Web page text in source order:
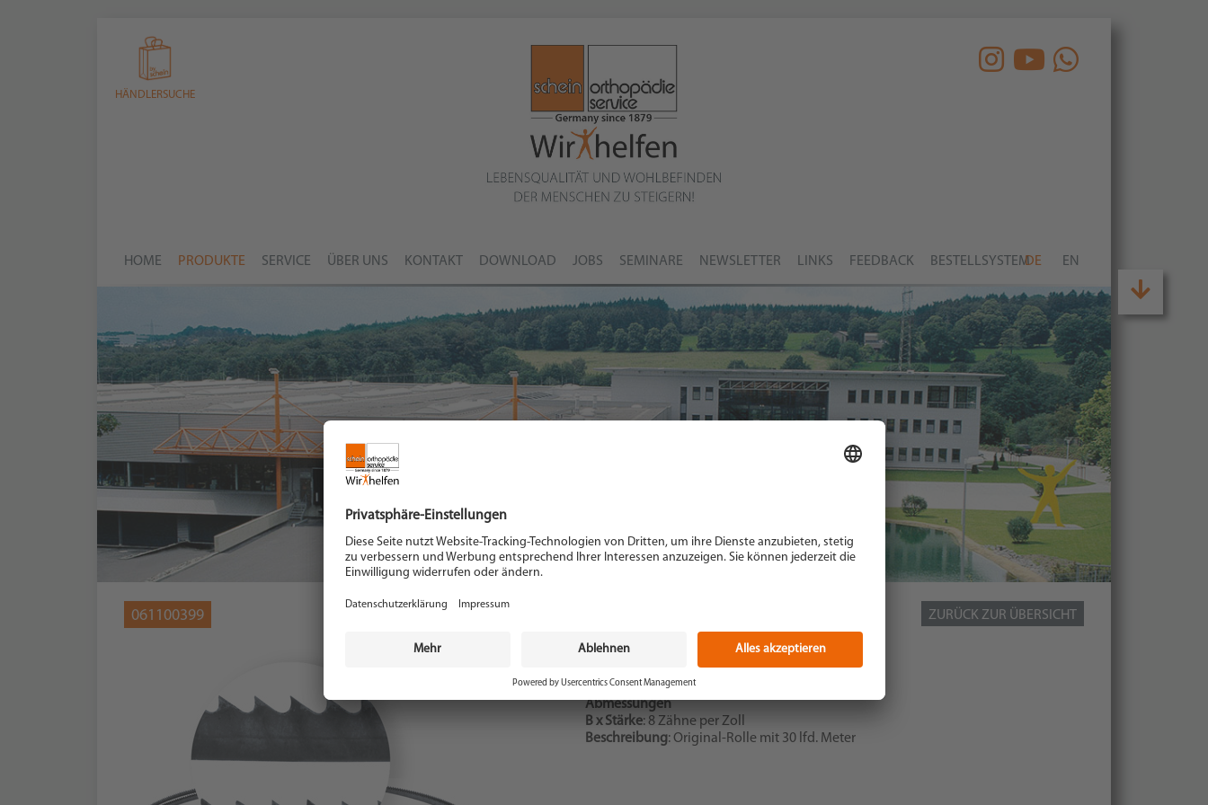
HÄNDLERSUCHE
HOME PRODUKTE SERVICE ÜBER UNS KONTAKT DOWNLOAD JOBS SEMINARE NEWSLETTER LINKS FEEDBACK BESTELLSYSTEMDE EN
ZURÜCK ZUR ÜBERSICHT
061100399
Beschreibung
: Bandsägeblatt ALU
Zahnteilung: 6 x 0,65 mm
Abmessungen
B x Stärke: 8 Zähne per Zoll
Beschreibung: Original-Rolle mit 30 lfd. Meter